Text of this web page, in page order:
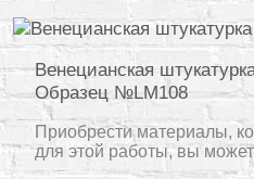
Картины
Декоративные панно
Видео
Вопрос-ответ
Венецианская
Образец №LM108
Приобрести материалы,
для этой работы, вы